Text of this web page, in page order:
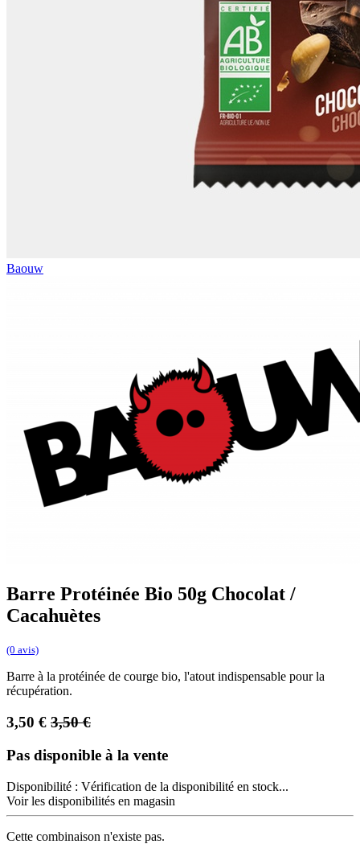
Baouw
Barre Protéinée Bio 50g Chocolat /
Cacahuètes
(0 avis)
Barre à la protéinée de courge bio, l'atout indispensable pour la
récupération.
3,50 € 3,50€
Pas disponible à la vente
Disponibilité : Vérification de la disponibilité en stock...
Voir les disponibilités en magasin
Cette combinaison n'existe pas.